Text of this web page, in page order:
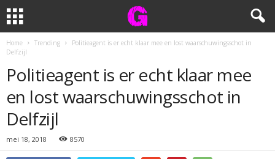
Home Trending
Politieagent is er echt klaar mee en lost waarschuwingsschot in
Delfzijl
Politieagent is er echt klaar mee
en lost waarschuwingsschot in
Delfzijl
mei 18, 2018 8570